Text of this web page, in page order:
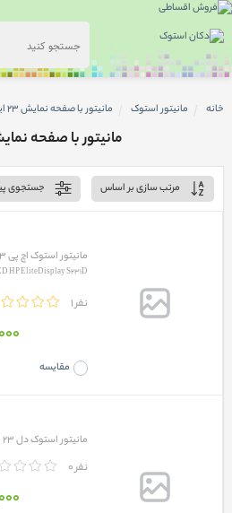
خانه مانیتور استوک مانیتور با صفحه نمایش 23 اینچ
مانیتور با صفحه نمایش 23
مرتب سازی بر اساس جستجوی
مانیتور استوک اچ پی 23 اینچ LE...
HP EliteDisplay S231D
1 نفر
مقایسه
مانیتور استوک دل 23 اینچ LED D...
0 نفر